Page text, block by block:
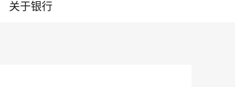
关于银行